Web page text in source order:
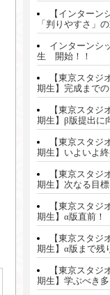
【インターン
「判りやすさ」
インターンシ
生 開始！！
【東京スタジ
期生】完成まで
【東京スタジ
期生】β版提出に
【東京スタジ
期生】いよいよ
【東京スタジ
期生】次なる目
【東京スタジ
期生】α版直前！
【東京スタジ
期生】α版まで残
【東京スタジ
期生】学ぶべき